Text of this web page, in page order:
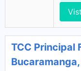
TCC Principal